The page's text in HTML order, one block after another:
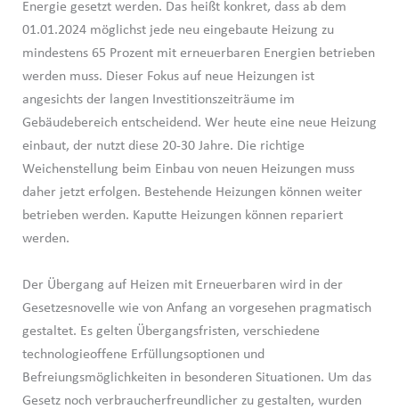
Energie gesetzt werden. Das heißt konkret, dass ab dem
01.01.2024 möglichst jede neu eingebaute Heizung zu
mindestens 65 Prozent mit erneuerbaren Energien betrieben
werden muss. Dieser Fokus auf neue Heizungen ist
angesichts der langen Investitionszeiträume im
Gebäudebereich entscheidend. Wer heute eine neue Heizung
einbaut, der nutzt diese 20-30 Jahre. Die richtige
Weichenstellung beim Einbau von neuen Heizungen muss
daher jetzt erfolgen. Bestehende Heizungen können weiter
betrieben werden. Kaputte Heizungen können repariert
werden.
Der Übergang auf Heizen mit Erneuerbaren wird in der
Gesetzesnovelle wie von Anfang an vorgesehen pragmatisch
gestaltet. Es gelten Übergangsfristen, verschiedene
technologieoffene Erfüllungsoptionen und
Befreiungsmöglichkeiten in besonderen Situationen. Um das
Gesetz noch verbraucherfreundlicher zu gestalten, wurden